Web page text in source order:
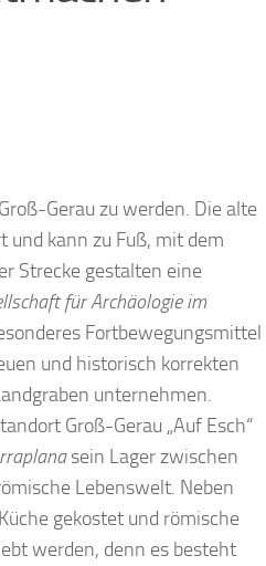
Gerau zu werden. Die alte
und kann zu Fuß, mit dem
Strecke gestalten eine
für Archäologie im
Fortbewegungsmittel
und historisch korrekten
unternehmen.
Groß-Gerau „Auf Esch“
sein Lager zwischen
Lebenswelt. Neben
gekostet und römische
werden, denn es besteht